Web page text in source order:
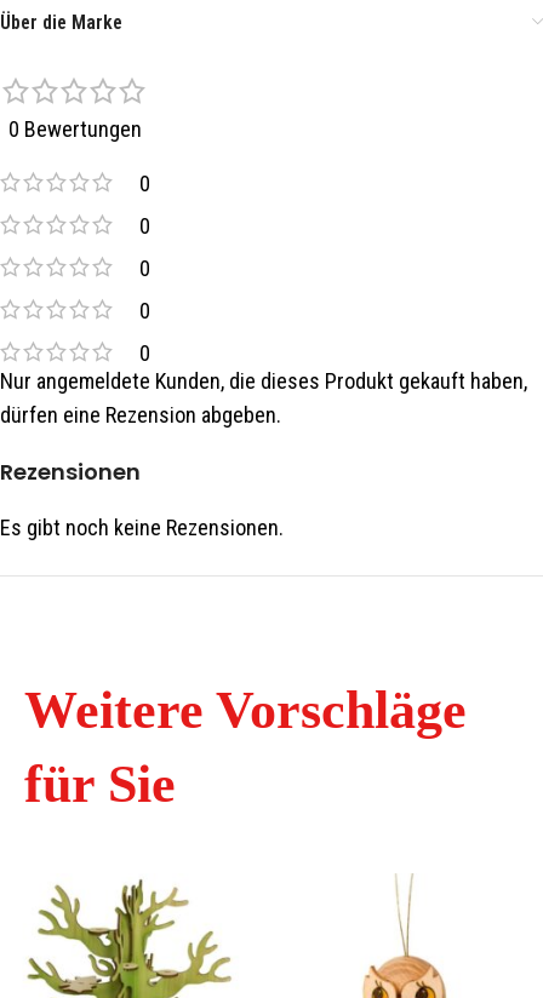
Über die Marke
0 Bewertungen
0
0
0
0
0
Rezensionen
Es gibt noch keine Rezensionen.
Nur angemeldete Kunden, die dieses Produkt gekauft haben,
dürfen eine Rezension abgeben.
Weitere Vorschläge
für Sie